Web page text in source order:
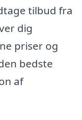
tilbud fra
dig
priser og
bedste
af